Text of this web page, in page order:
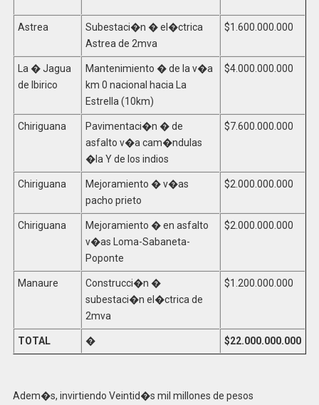
Astrea
Subestaci�n � el�ctrica
Astrea de 2mva
$1.600.000.000
La � Jagua
de Ibirico
Mantenimiento � de la v�a
km 0 nacional hacia La
Estrella (10km)
$4.000.000.000
Chiriguana
Pavimentaci�n � de
asfalto v�a cam�ndulas
�la Y de los indios
$7.600.000.000
Chiriguana
Mejoramiento � v�as
pacho prieto
$2.000.000.000
Chiriguana
Mejoramiento � en asfalto
v�as Loma-Sabaneta-
Poponte
$2.000.000.000
Manaure
Construcci�n �
subestaci�n el�ctrica de
2mva
$1.200.000.000
TOTAL � $22.000.000.000
Adem�s, invirtiendo Veintid�s mil millones de pesos